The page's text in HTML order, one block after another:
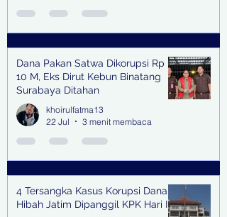
Dana Pakan Satwa Dikorupsi Rp
10 M, Eks Dirut Kebun Binatang
Surabaya Ditahan
khoirulfatma13
22 Jul
3 menit membaca
4 Tersangka Kasus Korupsi Dana
Hibah Jatim Dipanggil KPK Hari Ini